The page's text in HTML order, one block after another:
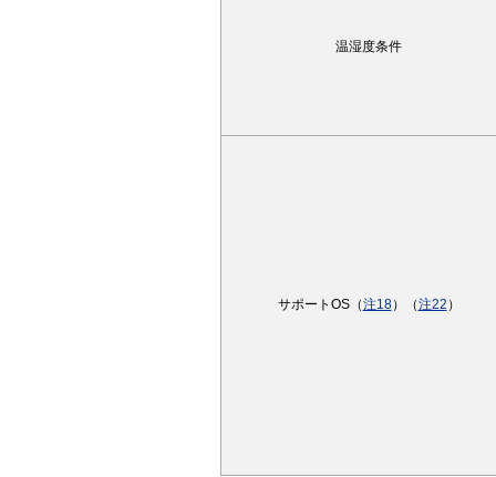
温湿度条件
サポートOS（注18）（注22 ）